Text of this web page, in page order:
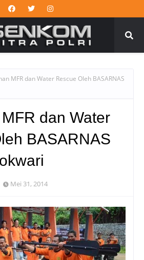
MFR dan Water Rescue Oleh BASARNAS
dan Water
BASARNAS
Mei 31, 2014